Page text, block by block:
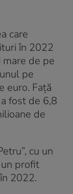
care
în 2022
de pe
pe
euro. Față
fost de 6,8
de
cu un
profit
2022.